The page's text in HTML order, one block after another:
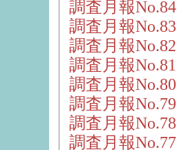
調査月報
調査月報
調査月報
調査月報
調査月報
調査月報
調査月報
調査月報